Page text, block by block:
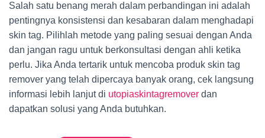
Salah satu benang merah dalam perbandingan ini adalah
pentingnya konsistensi dan kesabaran dalam menghadapi
skin tag. Pilihlah metode yang paling sesuai dengan Anda
dan jangan ragu untuk berkonsultasi dengan ahli ketika
perlu. Jika Anda tertarik untuk mencoba produk skin tag
remover yang telah dipercaya banyak orang, cek langsung
informasi lebih lanjut di utopiaskintagremover dan
dapatkan solusi yang Anda butuhkan.